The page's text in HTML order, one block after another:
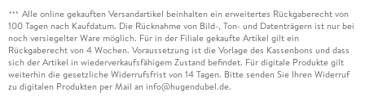
*** Alle online gekauften Versandartikel beinhalten ein erweitertes Rückgaberecht von
100 Tagen nach Kaufdatum. Die Rücknahme von Bild-, Ton- und Datenträgern ist nur bei
noch versiegelter Ware möglich. Für in der Filiale gekaufte Artikel gilt ein
Rückgaberecht von 4 Wochen. Voraussetzung ist die Vorlage des Kassenbons und dass
sich der Artikel in wiederverkaufsfähigem Zustand befindet. Für digitale Produkte gilt
weiterhin die gesetzliche Widerrufsfrist von 14 Tagen. Bitte senden Sie Ihren Widerruf
zu digitalen Produkten per Mail an info@hugendubel.de.